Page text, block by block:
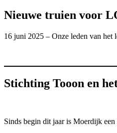
Nieuwe truien voor
16 juni 2025 – Onze leden van het
Stichting Tooon en
Sinds begin dit jaar is Moerdijk